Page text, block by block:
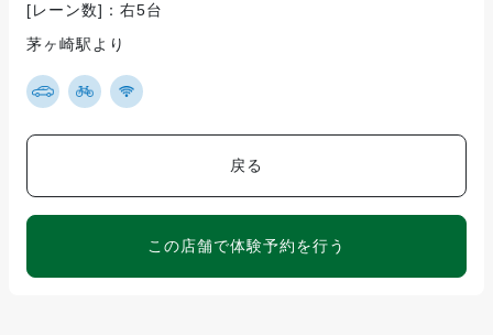
[レーン数]：右5台
茅ヶ崎駅より
戻る
この店舗で体験予約を行う